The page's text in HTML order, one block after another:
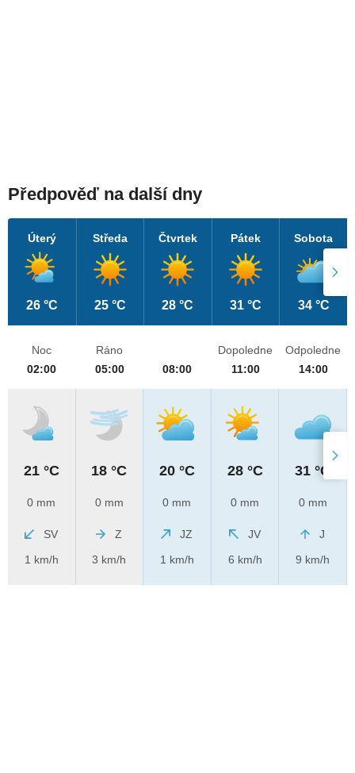
Předpověď na další dny
Úterý
26 °C
Středa
25 °C
Čtvrtek
28 °C
Pátek
31 °C
Sobota
34 °C
Noc
02:00
21 °C
0 mm
SV
1 km/h
Ráno
05:00
18 °C
0 mm
Z
3 km/h
08:00
20 °C
0 mm
JZ
1 km/h
Dopoledne
11:00
28 °C
0 mm
JV
6 km/h
Odpoledne
14:00
31 °C
0 mm
J
9 km/h